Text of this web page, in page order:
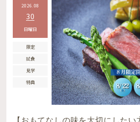
2026.08
30
日曜日
限定
試食
見学
特典
【おもてなしの味を大切にしたい